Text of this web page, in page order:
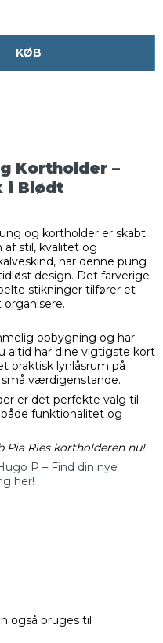
KØB
Kortholder –
i Blødt
og kortholder er skabt
af stil, kvalitet og
har denne pung
design. Det farverige
stikninger tilfører et
opbygning og har
altid har dine vigtigste kort
praktisk lynlåsrum på
værdigenstande.
er det perfekte valg til
funktionalitet og
Pia Ries kortholderen nu!
P – Find din nye
her!
også bruges til